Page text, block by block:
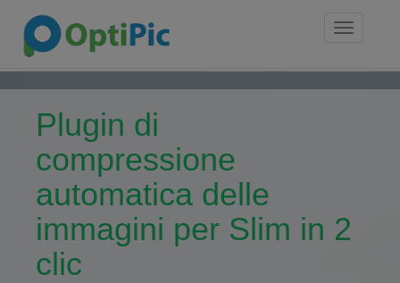
Toggle
Plugin di
compressione
automatica delle
immagini per Slim in 2
clic